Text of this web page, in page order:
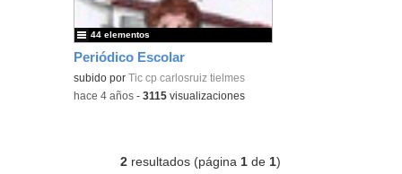
Periódico Escolar
subido porTic cp carlosruiz tielmes
44 elementos
-hace 4 años -3115 visualizaciones
2 resultados (página 1 de 1)